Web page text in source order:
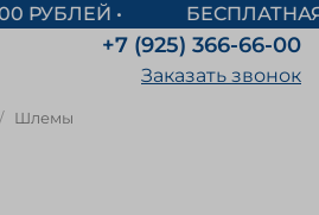
БЕСПЛАТНАЯ
+7 (925) 366-66-00
Заказать звонок
Шлемы